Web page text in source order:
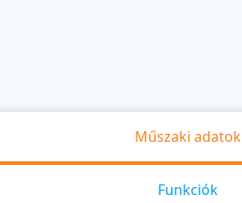
Műszaki adatok
Funkciók